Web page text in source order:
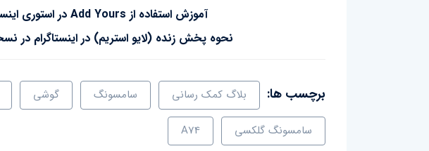
آموزش استفاده از Add Yours در استوری اینستاگرام
نحوه پخش زنده (لایو استریم) در اینستاگرام در
برچسب ها: بلاگ کمک رسانی سامسونگ گوشی
سامسونگ گلکسی A74